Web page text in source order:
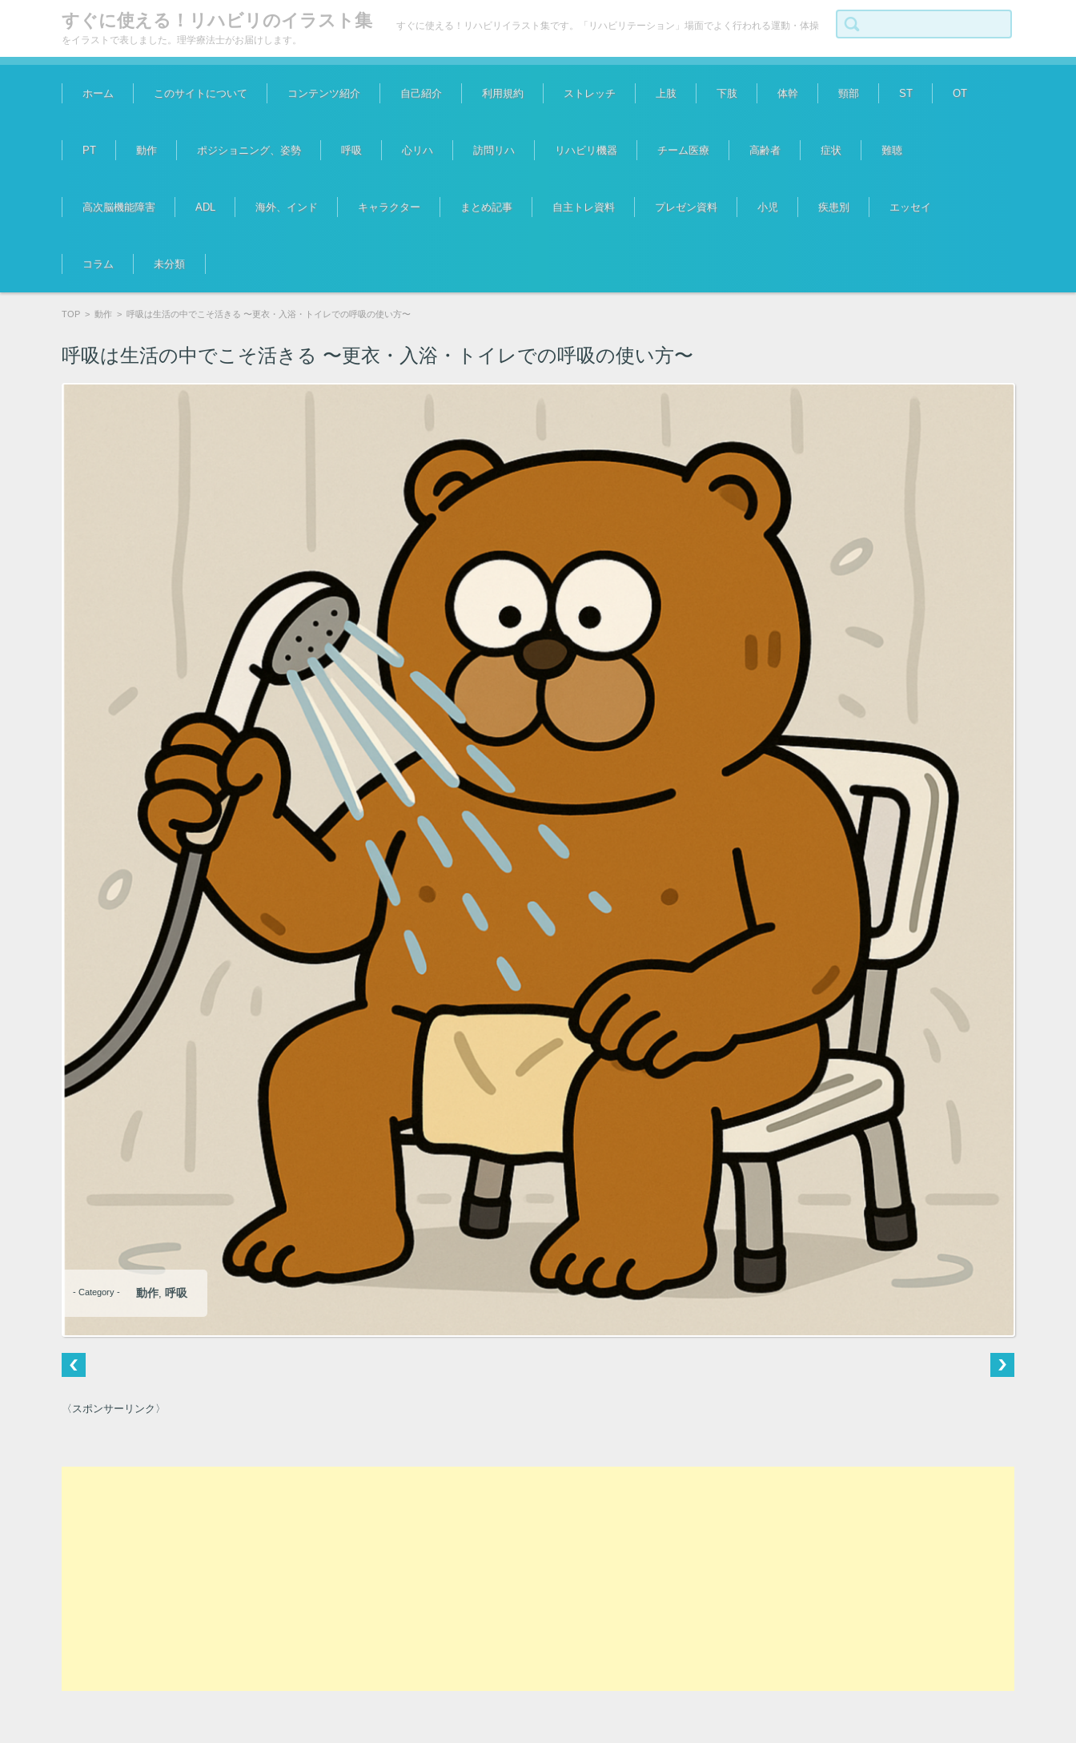
すぐに使える！リハビリのイラスト集
すぐに使える！リハビリイラスト集です。「リハビリテーション」場面でよく行われる運動・体操
をイラストで表しました。理学療法士がお届けします。
検索:
コンテンツに移動
ホーム このサイトについて コンテンツ紹介 自己紹介 利用規約 ストレッチ 上肢 下肢 体幹 頸部 ST OT
PT 動作 ポジショニング、姿勢 呼吸 心リハ 訪問リハ リハビリ機器 チーム医療 高齢者 症状 難聴
高次脳機能障害 ADL 海外、インド キャラクター まとめ記事 自主トレ資料 プレゼン資料 小児 疾患別 エッセイ
コラム 未分類
TOP > 動作 > 呼吸は生活の中でこそ活きる 〜更衣・入浴・トイレでの呼吸の使い方〜
呼吸は生活の中でこそ活きる 〜更衣・入浴・トイレでの呼吸の使い方〜
- Category - 動作, 呼吸
〈スポンサーリンク〉